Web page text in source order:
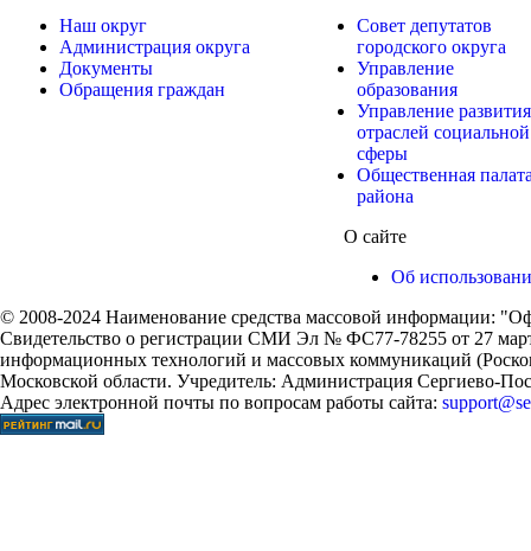
Наш округ
Администрация округа
Документы
Обращения граждан
Совет депутатов
городского округа
Управление
образования
Управление развития
отраслей социальной
сферы
Общественная
района
О сайте
Об
© 2008-2024 Наименование средства массовой информации:
Свидетельство о регистрации СМИ Эл № ФС77-78255 от 27
информационных технологий и массовых коммуникаций
Московской области. Учредитель: Администрация Сергиево-
Адрес электронной почты по вопросам работы сайта: